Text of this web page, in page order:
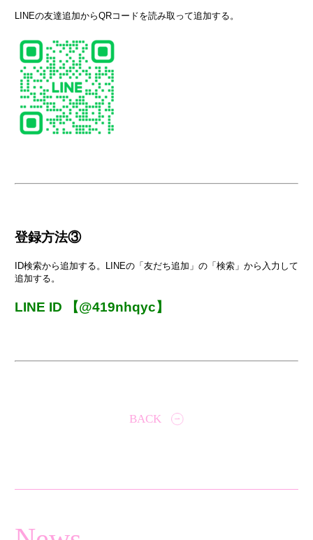
LINEの友達追加からQRコードを読み取って追加する。
登録方法③
ID検索から追加する。
LINEの「友だち追加」の「検索」から入力して
追加する。
LINE ID 【@419nhqyc】
BACK